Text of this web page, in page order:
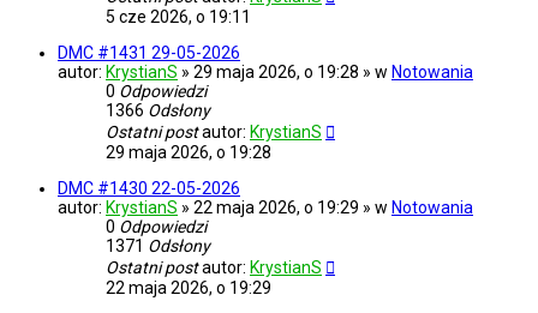
5 cze 2026, o 19:11
DMC #1431 29-05-2026
autor: KrystianS » 29 maja 2026, o 19:28 » w Notowania
0 Odpowiedzi
1366 Odsłony
Ostatni postautor: KrystianS
29 maja 2026, o 19:28
DMC #1430 22-05-2026
autor: KrystianS » 22 maja 2026, o 19:29 » w Notowania
0 Odpowiedzi
1371 Odsłony
Ostatni postautor: KrystianS
22 maja 2026, o 19:29